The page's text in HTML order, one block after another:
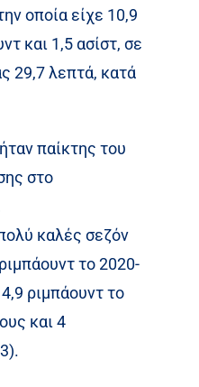
οποία είχε 10,9
και 1,5 ασίστ, σε
29,7 λεπτά, κατά
παίκτης του
στο
καλές σεζόν
το 2020-
ριμπάουντ το
και 4